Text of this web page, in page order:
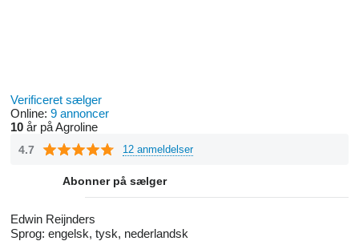
Verificeret sælger
Online: 9 annoncer
10 år på Agroline
4.7 12 anmeldelser
Abonner på sælger
Edwin Reijnders
Sprog: engelsk, tysk, nederlandsk